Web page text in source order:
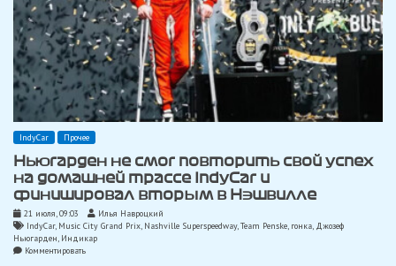
IndyCar Прочее
Ньюгарден не смог повторить свой успех
на домашней трассе IndyCar и
финишировал вторым в Нэшвилле
21 июля, 09:03
Илья Навроцкий
IndyCar, Music City Grand Prix, Nashville Superspeedway,Team Penske, гонка, Джозеф
Ньюгарден, Индикар
Комментироватьon